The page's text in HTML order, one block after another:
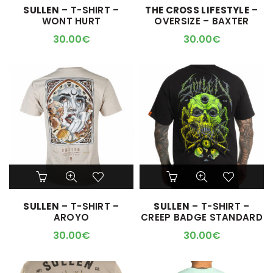
plusieurs
variations.
Les
être
choisies
sur
la
page
du
produit
SULLEN – T-SHIRT –
WONT HURT
30.00€
plusieurs
variations.
Les
être
choisies
sur
la
page
du
produit
THE CROSS LIFESTYLE –
OVERSIZE – BAXTER
30.00€
Ce
produit
plusieurs
variations.
Les
être
SULLEN – T-SHIRT –
AROYO
30.00€
Ce
produit
plusieurs
variations.
Les
être
SULLEN – T-SHIRT –
CREEP BADGE STANDARD
30.00€